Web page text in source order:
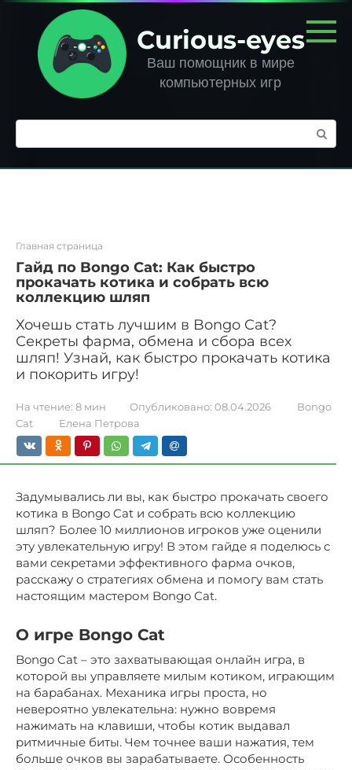
Перейти
контенту
Curious-eyes
Ваш помощник в мире
компьютерных игр
Поиск:
Главная страница
Гайд по Bongo Cat: Как быстро
прокачать котика и собрать всю
коллекцию шляп
Хочешь стать лучшим в Bongo Cat?
Секреты фарма, обмена и сбора всех
шляп! Узнай, как быстро прокачать котика
и покорить игру!
На чтение: 8 мин Опубликовано: 08.04.2026
Bongo
Cat
Елена Петрова
Задумывались ли вы, как быстро прокачать своего
котика в Bongo Cat и собрать всю коллекцию
шляп? Более 10 миллионов игроков уже оценили
эту увлекательную игру! В этом гайде я поделюсь с
вами секретами эффективного фарма очков,
расскажу о стратегиях обмена и помогу вам стать
настоящим мастером Bongo Cat.
О игре Bongo Cat
Bongo Cat – это захватывающая онлайн игра, в
которой вы управляете милым котиком, играющим
на барабанах. Механика игры проста, но
невероятно увлекательна: нужно вовремя
нажимать на клавиши, чтобы котик выдавал
ритмичные биты. Чем точнее ваши нажатия, тем
больше очков вы зарабатываете. Особенность